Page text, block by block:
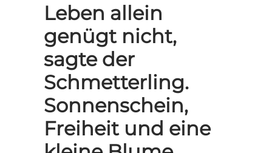
Leben allein
genügt nicht,
sagte der
Schmetterling.
Sonnenschein,
Freiheit und eine